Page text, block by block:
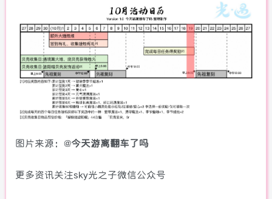
图片来源：@今天游离翻车了吗
更多资讯关注sky光之子微信公众号